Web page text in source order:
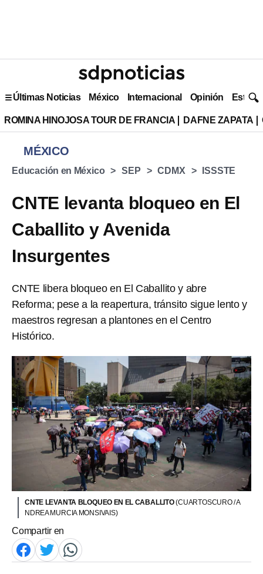
Últimas Noticias México Internacional Opinión Estilo
ROMINA HINOJOSA TOUR DE FRANCIA DAFNE ZAPATA
MÉXICO
Educación en México SEP CDMX ISSSTE
CNTE levanta bloqueo en El
Caballito y Avenida
Insurgentes
CNTE libera bloqueo en El Caballito y abre
Reforma; pese a la reapertura, tránsito sigue lento y
maestros regresan a plantones en el Centro
Histórico.
CNTE LEVANTA BLOQUEO EN EL CABALLITO(CUARTOSCURO / A
NDREA MURCIA MONSIVAIS)
Compartir en